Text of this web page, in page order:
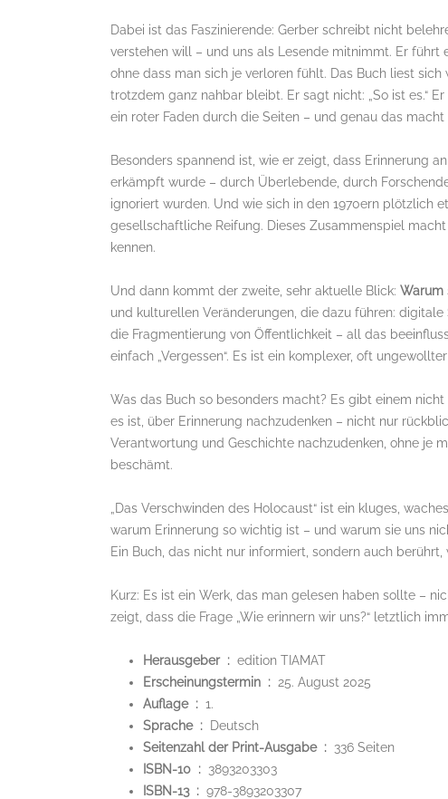
Dabei ist das Faszinierende: Gerber schreibt nicht
verstehen will – und uns als Lesende mitnimmt. Er führt
ohne dass man sich je verloren fühlt. Das Buch liest
trotzdem ganz nahbar bleibt. Er sagt nicht: „So ist es.“
ein roter Faden durch die Seiten – und genau das macht
Besonders spannend ist, wie er zeigt, dass Erinnerung
erkämpft wurde – durch Überlebende, durch
ignoriert wurden. Und wie sich in den 1970ern plötzlich
gesellschaftliche Reifung. Dieses Zusammenspiel
kennen.
Und dann kommt der zweite, sehr aktuelle Blick: Warum
und kulturellen Veränderungen, die dazu führen:
die Fragmentierung von Öffentlichkeit – all das
einfach „Vergessen“. Es ist ein komplexer, oft
Was das Buch so besonders macht? Es gibt einem
es ist, über Erinnerung nachzudenken – nicht nur
Verantwortung und Geschichte nachzudenken, ohne je
beschämt.
„Das Verschwinden des Holocaust“ ist ein kluges,
warum Erinnerung so wichtig ist – und warum sie uns
Ein Buch, das nicht nur informiert, sondern auch
Kurz: Es ist ein Werk, das man gelesen haben sollte –
zeigt, dass die Frage „Wie erinnern wir uns?“ letztlich
Herausgeber ‏ : ‎ edition TIAMAT
Erscheinungstermin ‏ : ‎ 25. August 2025
Auflage ‏ : ‎ 1.
Sprache ‏ : ‎
Deutsch
Seitenzahl der Print-Ausgabe ‏ : ‎ 336 Seiten
ISBN-10 ‏ : ‎ 3893203303
ISBN-13 ‏ : ‎ 978-3893203307